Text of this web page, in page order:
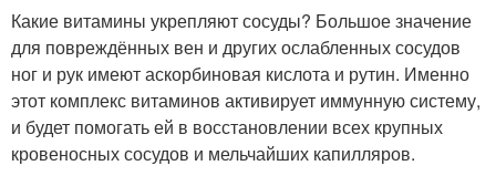
Какие витамины укрепляют сосуды? Большое значение
для повреждённых вен и других ослабленных сосудов
ног и рук имеют аскорбиновая кислота и рутин. Именно
этот комплекс витаминов активирует иммунную систему,
и будет помогать ей в восстановлении всех крупных
кровеносных сосудов и мельчайших капилляров.